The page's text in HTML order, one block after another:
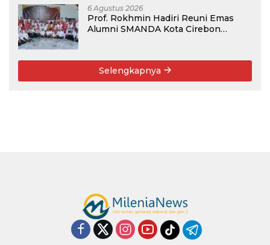
Guru Honorer
6 Agustus 2026
Prof. Rokhmin Hadiri Reuni Emas
Alumni SMANDA Kota Cirebon
Selengkapnya